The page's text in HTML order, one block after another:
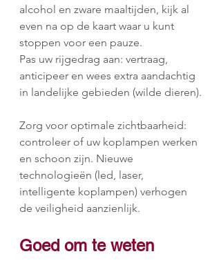
alcohol en zware maaltijden, kijk al
even na op de kaart waar u kunt
stoppen voor een pauze.
Pas uw rijgedrag aan: vertraag,
anticipeer en wees extra aandachtig
in landelijke gebieden (wilde dieren).
Zorg voor optimale zichtbaarheid:
controleer of uw koplampen werken
en schoon zijn. Nieuwe
technologieën (led, laser,
intelligente koplampen) verhogen
de veiligheid aanzienlijk.
Goed om te weten